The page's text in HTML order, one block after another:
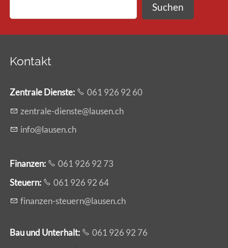
Suchen
Kontakt
Zentrale Dienste:
061 926 92 60
z ntr l -d nst l s nch
nf
l s nch
Finanzen:
061 926 92 73
Steuern:
061 926 92 64
f n nz n-st rn l s nch
Bau und Unterhalt:
061 926 92 76